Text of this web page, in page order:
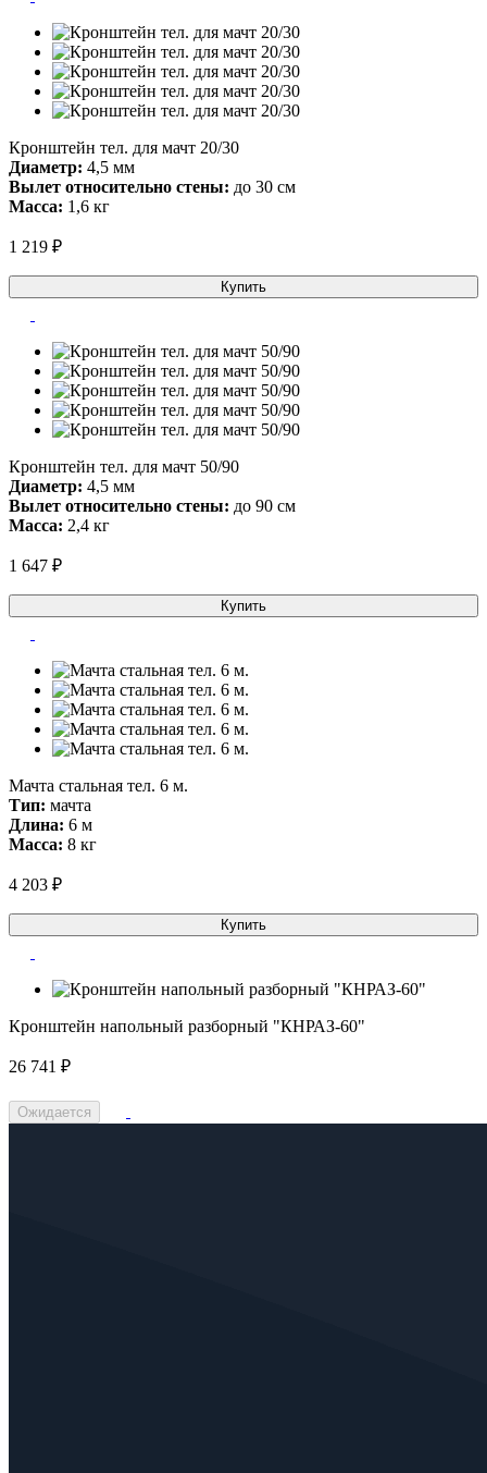
Кронштейн тел. для мачт 20/30
Диаметр: 4,5 мм
Вылет относительно стены: до 30 см
Масса: 1,6 кг
1 219 ₽
Купить
Кронштейн тел. для мачт 50/90
Диаметр: 4,5 мм
Вылет относительно стены: до 90 см
Масса: 2,4 кг
1 647 ₽
Купить
Мачта стальная тел. 6 м.
Тип: мачта
Длина: 6 м
Масса: 8 кг
4 203 ₽
Купить
Кронштейн напольный разборный "КНРАЗ-60"
26 741 ₽
Ожидается